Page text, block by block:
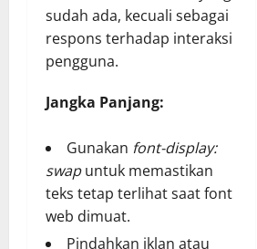
sudah ada, kecuali sebagai
respons terhadap interaksi
pengguna.
Jangka Panjang:
Gunakan font-display:
swapuntuk memastikan
teks tetap terlihat saat font
web dimuat.
Pindahkan iklan atau